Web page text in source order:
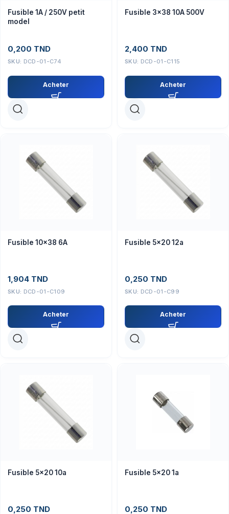
Fusible 1A / 250V petit
model
0,200 TND
SKU: DCD-01-C74
Acheter
Fusible 3×38 10A 500V
2,400 TND
SKU: DCD-01-C115
Acheter
Fusible 10×38 6A
1,904 TND
SKU: DCD-01-C109
Acheter
Fusible 5×20 12a
0,250 TND
SKU: DCD-01-C99
Acheter
Fusible 5×20 10a
0,250 TND
Fusible 5×20 1a
0,250 TND